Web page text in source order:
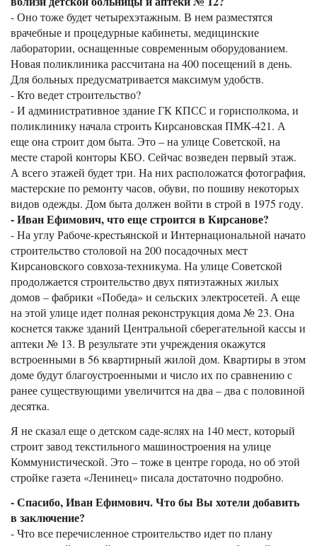
- Оно тоже будет четырехэтажным. В нем разместятся
врачебные и процедурные кабинеты, медицинские
лаборатории, оснащенные современным оборудованием.
Новая поликлиника рассчитана на 400 посещений в день.
Для больных предусматривается максимум удобств.
- Кто ведет строительство?
- И административное здание ГК КПСС и горисполкома, и
поликлинику начала строить Кирсановская ПМК-421. А
еще она строит дом быта. Это – на улице Советской, на
месте старой конторы КБО. Сейчас возведен первый этаж.
А всего этажей будет три. На них расположатся фотография,
мастерские по ремонту часов, обуви, по пошиву некоторых
видов одежды. Дом быта должен войти в строй в 1975 году.
- Иван Ефимович, что еще строится в Кирсанове?
- На углу Рабоче-крестьянской и Интернациональной начато
строительство столовой на 200 посадочных мест
Кирсановского совхоза-техникума. На улице Советской
продолжается строительство двух пятиэтажных жилых
домов – фабрики «Победа» и сельских электросетей. А еще
на этой улице идет полная реконструкция дома № 23. Она
коснется также зданий Центральной сберегательной кассы и
аптеки № 13. В результате эти учреждения окажутся
встроенными в 56 квартирный жилой дом. Квартиры в этом
доме будут благоустроенными и число их по сравнению с
ранее существующими увеличится на два – два с половиной
десятка.
Я не сказал еще о детском саде-яслях на 140 мест, который
строит завод текстильного машиностроения на улице
Коммунистической. Это – тоже в центре города, но об этой
стройке газета «Ленинец» писала достаточно подробно.
- Спасибо, Иван Ефимович. Что бы Вы хотели добавить
в заключение?
- Что все перечисленное строительство идет по плану